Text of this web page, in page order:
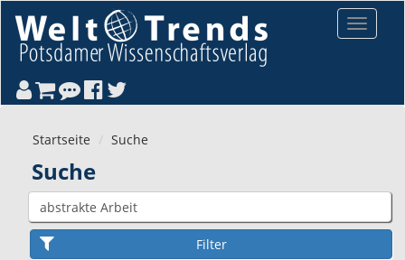
Toggle
Startseite Suche
Suche